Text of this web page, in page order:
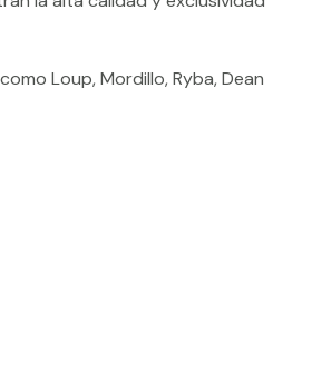
Loup, Mordillo, Ryba, Dean